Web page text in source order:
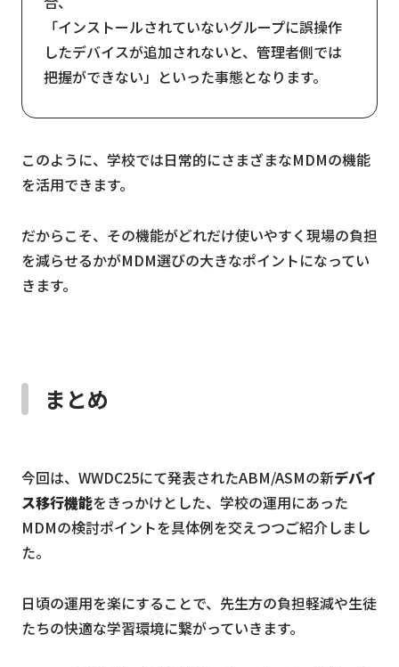
「インストールされていないグループに誤操作
したデバイスが追加されないと、管理者側では
把握ができない」といった事態となります。
このように、学校では日常的にさまざまなMDMの機能
を活用できます。
だからこそ、その機能がどれだけ使いやすく現場の負担
を減らせるかがMDM選びの大きなポイントになってい
きます。
まとめ
今回は、WWDC25にて発表されたABM/ASMの新デバイ
ス移行機能をきっかけとした、学校の運用にあった
MDMの検討ポイントを具体例を交えつつご紹介しまし
た。
日頃の運用を楽にすることで、先生方の負担軽減や生徒
たちの快適な学習環境に繋がっていきます。